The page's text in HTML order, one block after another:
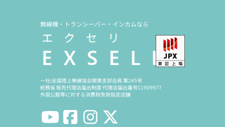
無線機・トランシーバー・インカムなら
一社)全国陸上無線協会関東支部会員 第245号
総務省 販売代理店届出制度 代理店届出番号C1909977
外国公館等に対する消費税免除指定店舗